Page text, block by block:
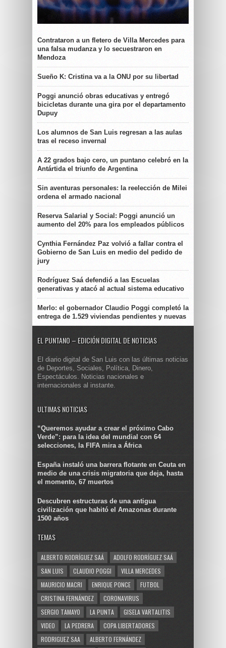
Contrataron a un fletero de Villa Mercedes para
una falsa mudanza y lo secuestraron en
Mendoza
Sueño K: Cristina va a la ONU por su libertad
Poggi anunció obras educativas y entregó
bicicletas durante una gira por el departamento
Dupuy
Los alumnos de San Luis regresan a las aulas
tras el receso invernal
A 22 grados bajo cero, un puntano celebró en la
Antártida el triunfo de Argentina
Sin aventuras personales: la reelección de Milei
ordena el armado nacional
Reserva Salarial y Social: Poggi anunció un
aumento del 20% para los empleados públicos
Cynthia Fernández Paz volvió a fallar contra el
Gobierno de San Luis en medio del pedido de
jury
Rodríguez Saá defendió a las Escuelas
generativas y atacó al actual sistema educativo
Merlo: el gobernador Claudio Poggi completó la
entrega de 1.529 viviendas pendientes y nuevas
EL PUNTANO – EDICIÓN DIGITAL DE NOTICIAS
El diario digital de San Luis con las últimas noticias
de Deportes, Sociales, Política, Dinero,
Espectáculos. Noticias nacionales e
internacionales al instante.
ULTIMAS NOTICIAS
“Queremos ayudar a crear el próximo Cabo
Verde”: para la idea del mundial con 64
selecciones, la FIFA mira a África
España instaló una barrera flotante en Ceuta en
medio de una crisis migratoria que deja, hasta
el momento, 67 muertos
Descubren estructuras de una antigua
civilización que habitó el Amazonas durante
1500 años
TEMAS
ALBERTO RODRÍGUEZ SAÁ
ADOLFO RODRÍGUEZ SAÁ
SAN LUIS
CLAUDIO POGGI
VILLA MERCEDES
MAURICIO MACRI
ENRIQUE PONCE
FUTBOL
CRISTINA FERNÁNDEZ
CORONAVIRUS
SERGIO TAMAYO
LA PUNTA
GISELA VARTALITIS
VIDEO
LA PEDRERA
COPA LIBERTADORES
RODRIGUEZ SAA
ALBERTO FERNÁNDEZ